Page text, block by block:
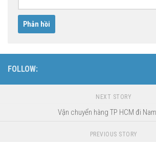
FOLLOW:
NEXT STORY
Vận chuyển hàng TP HCM đi
PREVIOUS STORY